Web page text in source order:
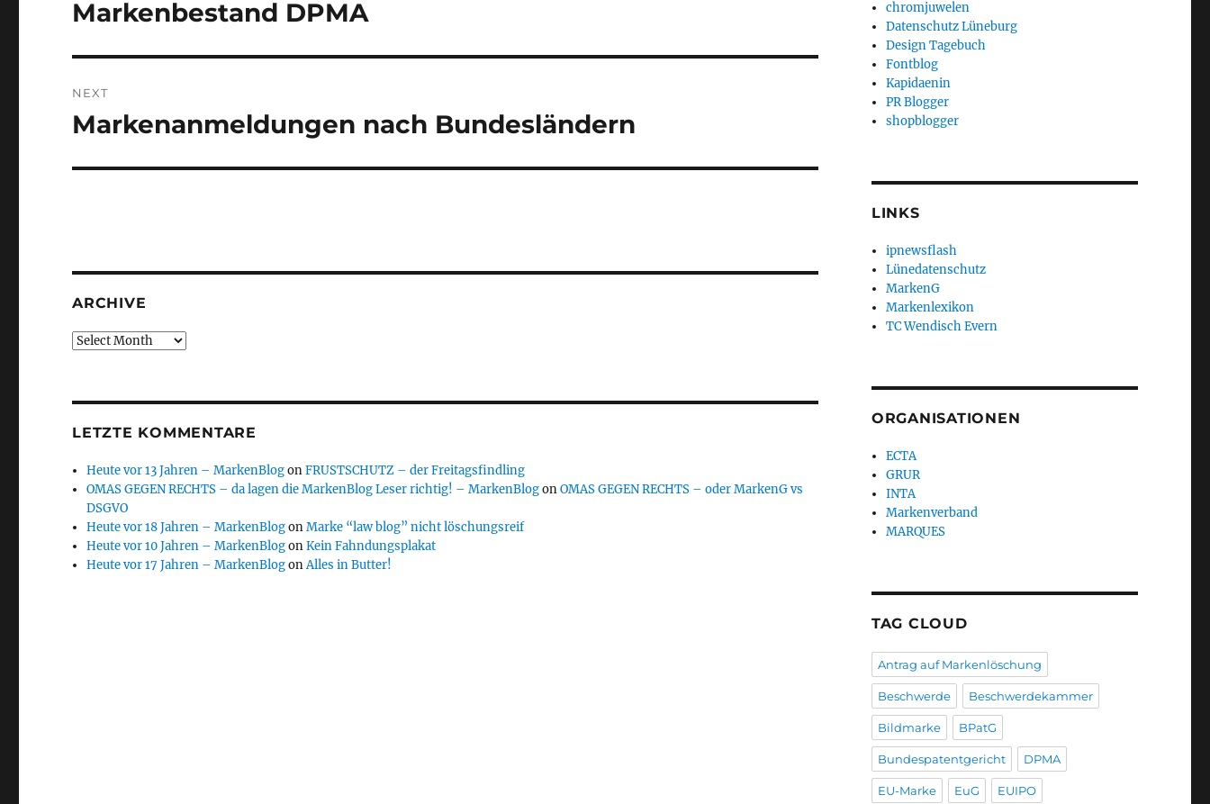
Previous
Markenbestand DPMA
NEXT
Next
Markenanmeldungen nach Bundesländern
ARCHIVE
Archive
LETZTE KOMMENTARE
Heute vor 13 Jahren – MarkenBlogonFRUSTSCHUTZ – der Freitagsfindling
OMAS GEGEN RECHTS – da lagen die MarkenBlog Leser richtig! – MarkenBlogonOMAS GEGEN RECHTS – oder MarkenG vs
DSGVO
Heute vor 18 Jahren – MarkenBlogonMarke “law blog” nicht löschungsreif
Heute vor 10 Jahren – MarkenBlogonKein Fahndungsplakat
Heute vor 17 Jahren – MarkenBlogonAlles in Butter!
chromjuwelen
Datenschutz Lüneburg
Design Tagebuch
Fontblog
Kapidaenin
PR Blogger
shopblogger
LINKS
ipnewsflash
Lünedatenschutz
MarkenG
Markenlexikon
TC Wendisch Evern
ORGANISATIONEN
ECTA
GRUR
INTA
Markenverband
MARQUES
TAG CLOUD
Antrag auf Markenlöschung
Beschwerde Beschwerdekammer
Bildmarke BPatG
Bundespatentgericht DPMA
EU-Marke EuG EUIPO